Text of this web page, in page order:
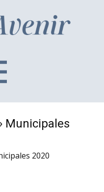
Municipales
2020